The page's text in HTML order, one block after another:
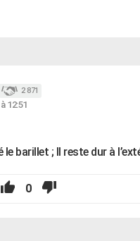
2 871
12:51
barillet ; Il reste dur à
0